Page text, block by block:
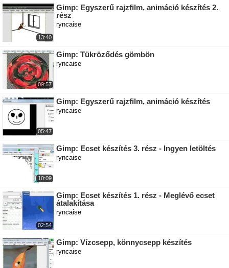
13:40
Gimp: Egyszerű rajzfilm, animáció készítés 2.
rész
ryncaise
09:57
Gimp: Tükröződés gömbön
ryncaise
05:47
Gimp: Egyszerű rajzfilm, animáció készítés
ryncaise
10:09
Gimp: Ecset készítés 3. rész - Ingyen letöltés
ryncaise
02:54
Gimp: Ecset készítés 1. rész - Meglévő ecset
átalakítása
ryncaise
Gimp: Vízcsepp, könnycsepp készítés
ryncaise